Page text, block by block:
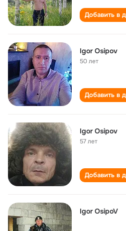
Добавить в
Igor Osipov
50 лет
Добавить в
Igor Osipov
57 лет
Добавить в
Igor OsipoV